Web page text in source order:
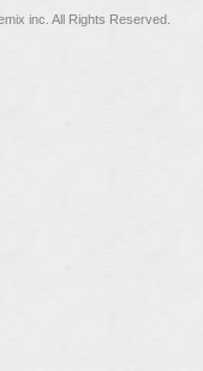
inc. All Rights Reserved.